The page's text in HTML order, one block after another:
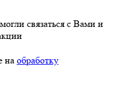
связаться с Вами и
на обработку